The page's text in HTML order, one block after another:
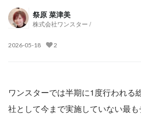
祭原 菜津美
株式会社ワンスター /
2026-05-18 2
ワンスターでは半期に1度行われる
社として今まで実施していない最